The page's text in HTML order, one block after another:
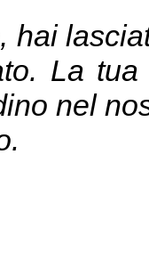
hai
La
nel